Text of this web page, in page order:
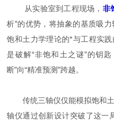
从实验室到工程现场， 非
析”的优势，将抽象的基质吸
饱和土力学理论的*与工程实
是破解“非饱和土之谜”的钥
断”向“精准预测”跨越。
传统三轴仪仅能模拟饱和土
轴仪通过创新设计突破了这一